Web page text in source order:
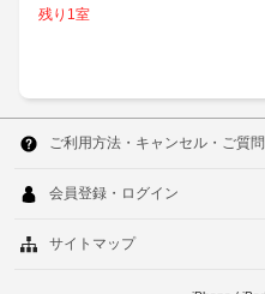
残り1室